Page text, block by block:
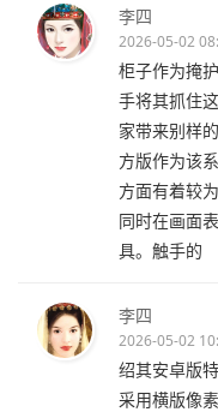
李四
2026-05-02
柜子作为掩
手将其抓住
家带来别样
方版作为该
方面有着较
同时在画面
具。触手的
李四
2026-05-02
绍其安卓版
采用横版像